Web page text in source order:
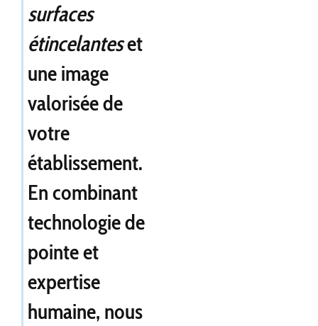
surfaces
étincelanteset
une image
valorisée de
votre
établissement.
En combinant
technologie de
pointe et
expertise
humaine, nous